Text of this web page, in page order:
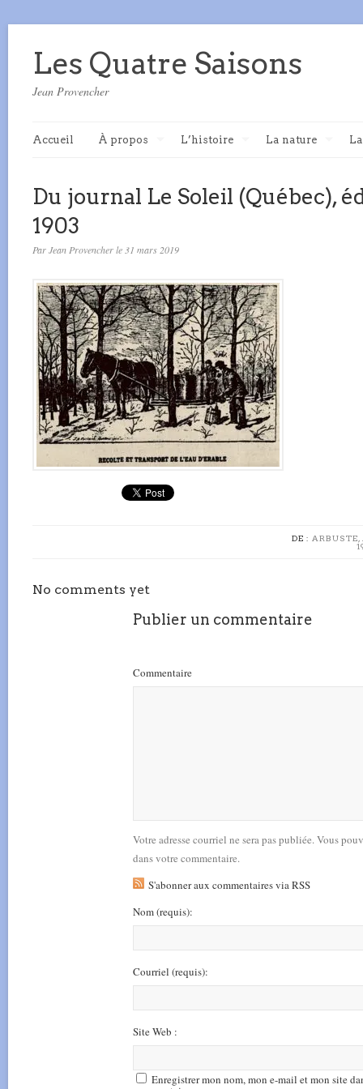
Les Quatre Saisons
Jean Provencher
Accueil À propos L’histoire La nature
Du journal Le Soleil (Québec),
1903
Par Jean Provencher le 31 mars 2019
DE : ARBUSTE,
No comments yet
Publier un commentaire
Commentaire
Votre adresse courriel ne sera pas publiée. Vous
dans votre commentaire.
S'abonner aux commentaires via RSS
Nom(requis):
Courriel (requis):
Site Web :
Enregistrer mon nom, mon e-mail et mon site